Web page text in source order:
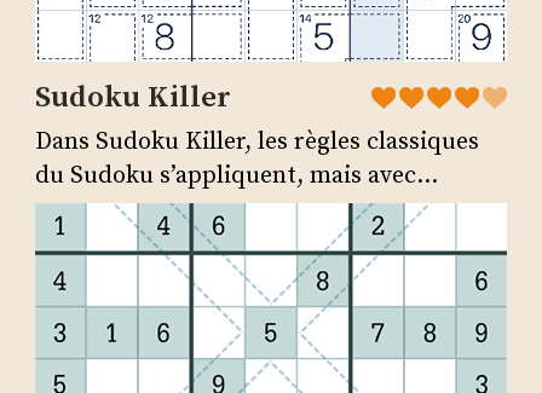
Sudoku Killer
Dans Sudoku Killer, les règles classiques
du Sudoku s’appliquent, mais avec...